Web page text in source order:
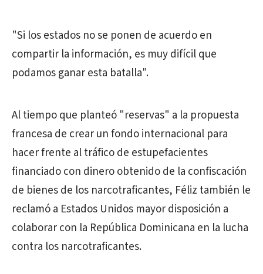
"Si los estados no se ponen de acuerdo en
compartir la información, es muy difícil que
podamos ganar esta batalla".
Al tiempo que planteó "reservas" a la propuesta
francesa de crear un fondo internacional para
hacer frente al tráfico de estupefacientes
financiado con dinero obtenido de la confiscación
de bienes de los narcotraficantes, Féliz también le
reclamó a Estados Unidos mayor disposición a
colaborar con la República Dominicana en la lucha
contra los narcotraficantes.